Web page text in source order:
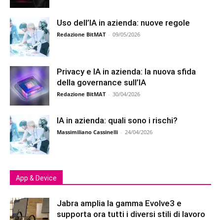
Uso dell’IA in azienda: nuove regole
Redazione BitMAT - 09/05/2026
Privacy e IA in azienda: la nuova sfida
della governance sull’IA
Redazione BitMAT - 30/04/2026
IA in azienda: quali sono i rischi?
Massimiliano Cassinelli - 24/04/2026
App & Device
Jabra amplia la gamma Evolve3 e
supporta ora tutti i diversi stili di lavoro